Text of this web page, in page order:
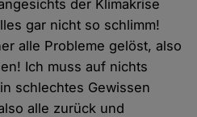
der Klimakrise
gar nicht so schlimm!
alle Probleme gelöst, also
Ich muss auf nichts
schlechtes Gewissen
alle zurück und